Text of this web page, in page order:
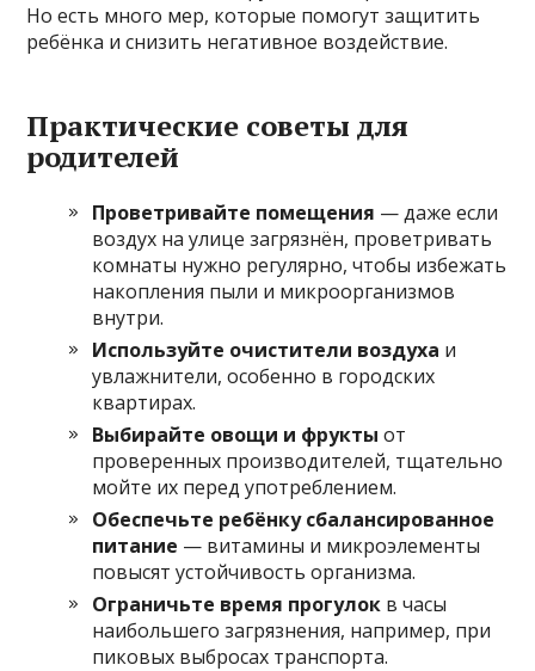
Но есть много мер, которые помогут защитить
ребёнка и снизить негативное воздействие.
Практические советы для
родителей
Проветривайте помещения — даже если
воздух на улице загрязнён, проветривать
комнаты нужно регулярно, чтобы избежать
накопления пыли и микроорганизмов
внутри.
Используйте очистители воздуха и
увлажнители, особенно в городских
квартирах.
Выбирайте овощи и фрукты от
проверенных производителей, тщательно
мойте их перед употреблением.
Обеспечьте ребёнку сбалансированное
питание — витамины и микроэлементы
повысят устойчивость организма.
Ограничьте время прогулок в часы
наибольшего загрязнения, например, при
пиковых выбросах транспорта.